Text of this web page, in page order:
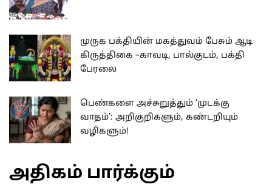
முருக பக்தியின் மகத்துவம் பேசும் ஆடி
கிருத்திகை –காவடி, பால்குடம், பக்தி
பேரலை
பெண்களை அச்சுறுத்தும் ‘முடக்கு
வாதம்’: அறிகுறிகளும், கண்டறியும்
வழிகளும்!
அதிகம் பார்க்கும்